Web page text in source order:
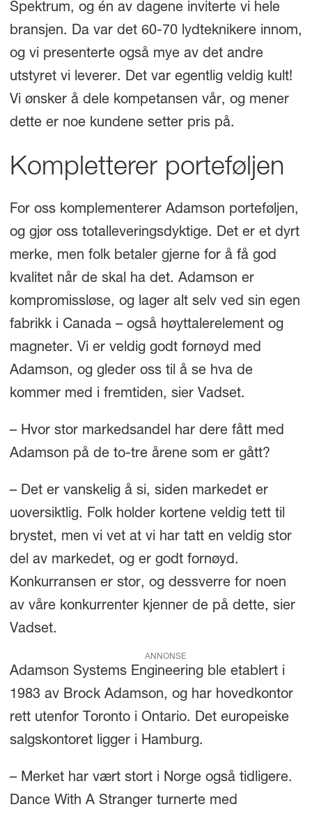
Spektrum, og én av dagene inviterte vi hele
bransjen. Da var det 60-70 lydteknikere innom,
og vi presenterte også mye av det andre
utstyret vi leverer. Det var egentlig veldig kult!
Vi ønsker å dele kompetansen vår, og mener
dette er noe kundene setter pris på.
Kompletterer porteføljen
For oss komplementerer Adamson porteføljen,
og gjør oss totalleveringsdyktige. Det er et dyrt
merke, men folk betaler gjerne for å få god
kvalitet når de skal ha det. Adamson er
kompromissløse, og lager alt selv ved sin egen
fabrikk i Canada – også høyttalerelement og
magneter. Vi er veldig godt fornøyd med
Adamson, og gleder oss til å se hva de
kommer med i fremtiden, sier Vadset.
– Hvor stor markedsandel har dere fått med
Adamson på de to-tre årene som er gått?
– Det er vanskelig å si, siden markedet er
uoversiktlig. Folk holder kortene veldig tett til
brystet, men vi vet at vi har tatt en veldig stor
del av markedet, og er godt fornøyd.
Konkurransen er stor, og dessverre for noen
av våre konkurrenter kjenner de på dette, sier
Vadset.
ANNONSE
Adamson Systems Engineering ble etablert i
1983 av Brock Adamson, og har hovedkontor
rett utenfor Toronto i Ontario. Det europeiske
salgskontoret ligger i Hamburg.
– Merket har vært stort i Norge også tidligere.
Dance With A Stranger turnerte med